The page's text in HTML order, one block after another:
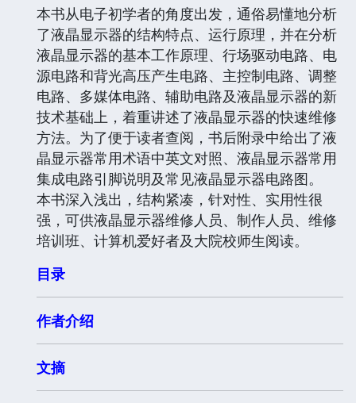
本书从电子初学者的角度出发，通俗易懂地分析
了液晶显示器的结构特点、运行原理，并在分析
液晶显示器的基本工作原理、行场驱动电路、电
源电路和背光高压产生电路、主控制电路、调整
电路、多媒体电路、辅助电路及液晶显示器的新
技术基础上，着重讲述了液晶显示器的快速维修
方法。为了便于读者查阅，书后附录中给出了液
晶显示器常用术语中英文对照、液晶显示器常用
集成电路引脚说明及常见液晶显示器电路图。
本书深入浅出，结构紧凑，针对性、实用性很
强，可供液晶显示器维修人员、制作人员、维修
培训班、计算机爱好者及大院校师生阅读。
目录
作者介绍
文摘